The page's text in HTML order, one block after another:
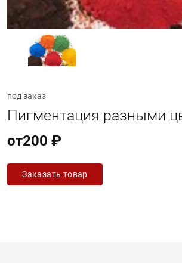
под заказ
Пигментация разными
от200 ₽
Заказать товар